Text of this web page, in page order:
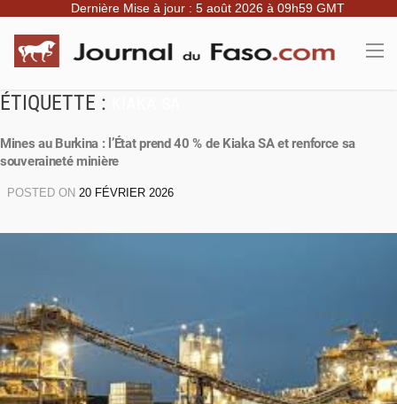
Dernière Mise à jour : 5 août 2026 à 09h59 GMT
ÉTIQUETTE :
Mines au Burkina : l’État prend 40 % de Kiaka SA et renforce sa
souveraineté minière
POSTED ON 20 FÉVRIER 2026